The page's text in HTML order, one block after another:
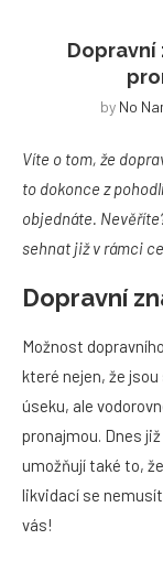
Dopravní
by No
Víte o tom, že
to dokonce z
objednáte.
sehnat již v rámci
Dopravní
Možnost
které nejen, že
úseku, ale
pronajmou. Dnes
umožňují také to,
likvidací se
vás!